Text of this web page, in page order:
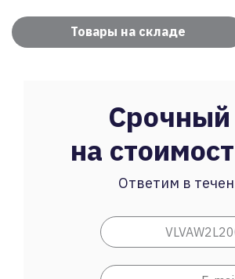
Товары на складе
Срочный
на
Ответим в